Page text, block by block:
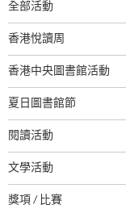
全部活動
香港悅讀周
香港中央圖書館活動
夏日圖書館節
閱讀活動
文學活動
獎項 / 比賽